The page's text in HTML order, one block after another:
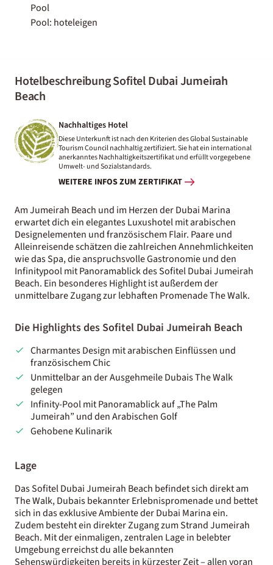
Pool
Pool: hoteleigen
Hotelbeschreibung Sofitel Dubai Jumeirah
Beach
Nachhaltiges Hotel
Diese Unterkunft ist nach den Kriterien des Global Sustainable
Tourism Council nachhaltig zertifiziert. Sie hat ein international
anerkanntes Nachhaltigkeitszertifikat und erfüllt vorgegebene
Umwelt- und Sozialstandards.
WEITERE INFOS ZUM ZERTIFIKAT
Am Jumeirah Beach und im Herzen der Dubai Marina
erwartet dich ein elegantes Luxushotel mit arabischen
Designelementen und französischem Flair. Paare und
Alleinreisende schätzen die zahlreichen Annehmlichkeiten
wie das Spa, die anspruchsvolle Gastronomie und den
Infinitypool mit Panoramablick des Sofitel Dubai Jumeirah
Beach. Ein besonderes Highlight ist außerdem der
unmittelbare Zugang zur lebhaften Promenade The Walk.
Die Highlights des Sofitel Dubai Jumeirah Beach
Charmantes Design mit arabischen Einflüssen und
französischem Chic
Unmittelbar an der Ausgehmeile Dubais The Walk
gelegen
Infinity-Pool mit Panoramablick auf „The Palm
Jumeirah” und den Arabischen Golf
Gehobene Kulinarik
Lage
Das Sofitel Dubai Jumeirah Beach befindet sich direkt am
The Walk, Dubais bekannter Erlebnispromenade und bettet
sich in das exklusive Ambiente der Dubai Marina ein.
Zudem besteht ein direkter Zugang zum Strand Jumeirah
Beach. Mit der einmaligen, zentralen Lage in belebter
Umgebung erreichst du alle bekannten
Sehenswürdigkeiten bereits in kürzester Zeit – allen voran